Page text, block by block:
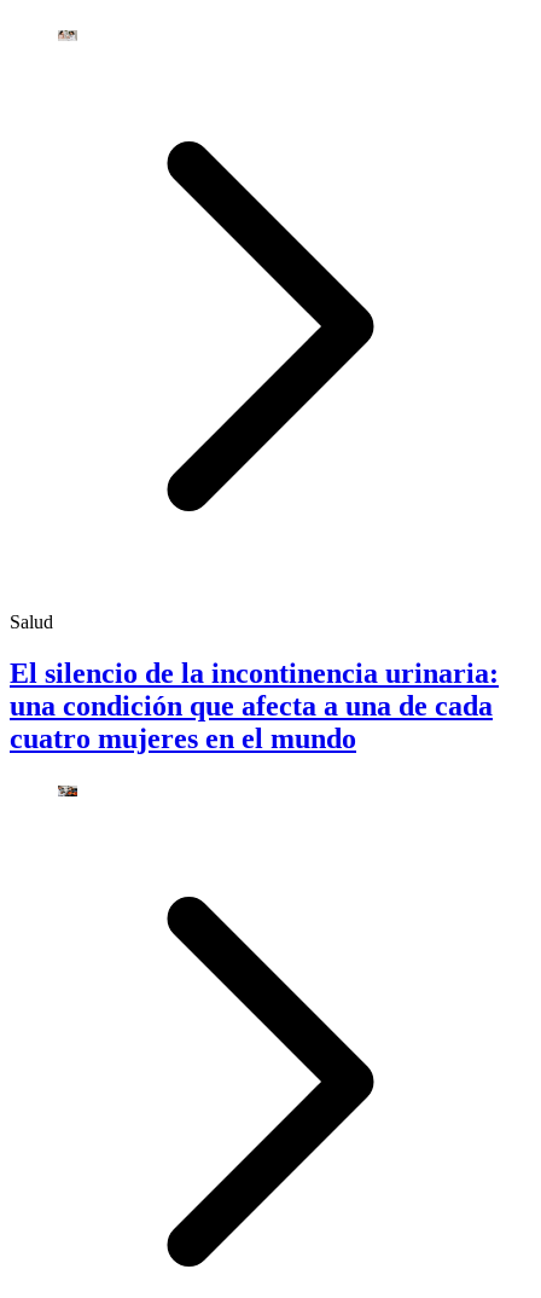
Salud
El silencio de la incontinencia urinaria:
una condición que afecta a una de cada
cuatro mujeres en el mundo